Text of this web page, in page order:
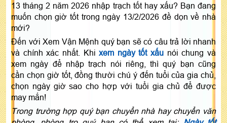
13 tháng 2 năm 2026 nhập trạch tốt hay xấu? Bạn đang
muốn chọn giờ tốt trong ngày 13/2/2026 đề dọn về nhà
mới?
Đến với Xem Vận Mệnh quý bạn sẽ có câu trả lời nhanh
và chính xác nhất. Khixem ngày tốt xấu nói chung và
xem ngày để nhập trạch nói riêng, thì quý bạn cũng
cần chọn giờ tốt, đồng thười chú ý đến tuổi của gia chủ,
chọn ngày giờ sao cho hợp với tuổi gia chủ để được
may mắn!
Trong trường hợp quý bạn chuyển nhà hay chuyển văn